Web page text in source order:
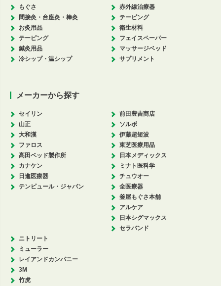
もぐさ
間接灸・台座灸・棒灸
お灸用品
テーピング
鍼灸用品
冷シップ・温シップ
赤外線治療器
テーピング
衛生材料
フェイスペーパー
マッサージベッド
サプリメント
メーカーから探す
セイリン
山正
大和漢
ファロス
高田ベッド製作所
カナケン
日進医療器
テンピュール・ジャパン
前田豊吉商店
ソルボ
伊藤超短波
東芝医療用品
日本メディックス
ミナト医科学
チュウオー
全医療器
釜屋もぐさ本舗
アルケア
日本シグマックス
セラバンド
ニトリート
ミューラー
レイアンドカンパニー
3M
竹虎